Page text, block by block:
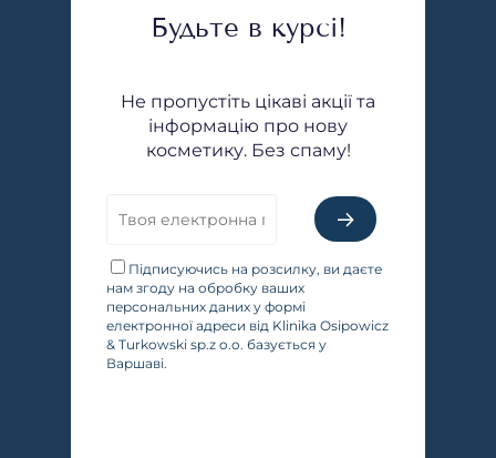
Будьте в курсі!
Не пропустіть цікаві акції та
інформацію про нову
косметику. Без спаму!
Підписуючись на розсилку, ви даєте
нам згоду на обробку ваших
персональних даних у формі
електронної адреси від Klinika Osipowicz
& Turkowski sp.z o.o. базується у
Варшаві.